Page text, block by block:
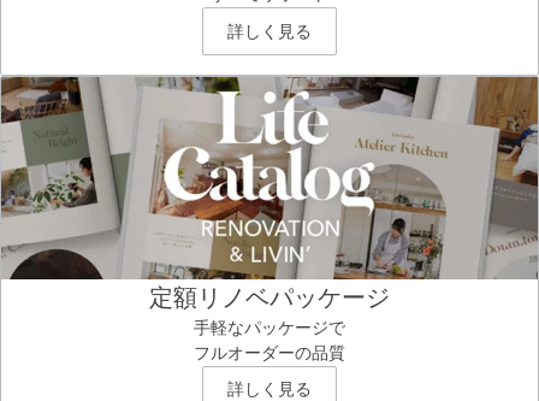
詳しく見る
定額リノベパッケージ
手軽なパッケージで
フルオーダーの品質
詳しく見る